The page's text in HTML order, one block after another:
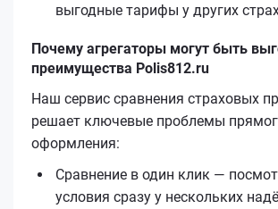
выгодные тарифы у других
Почему агрегаторы могут быть
преимущества Polis812.ru
Наш сервис сравнения страховых
решает ключевые проблемы
оформления:
Сравнение в один клик —
условия сразу у нескольких